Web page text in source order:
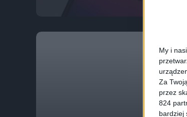
My i nasi
Za
przez
824
bardziej